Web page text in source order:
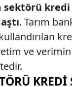
sektörü kredi
. Tarım
ve verimin
KREDI